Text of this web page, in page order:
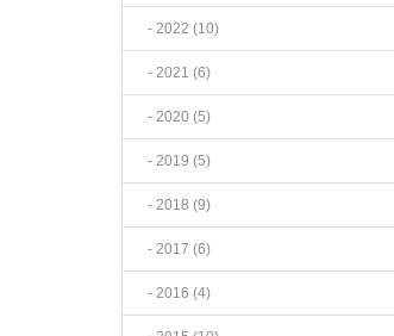
- 2022 (10)
- 2021 (6)
- 2020 (5)
- 2019 (5)
- 2018 (9)
- 2017 (6)
- 2016 (4)